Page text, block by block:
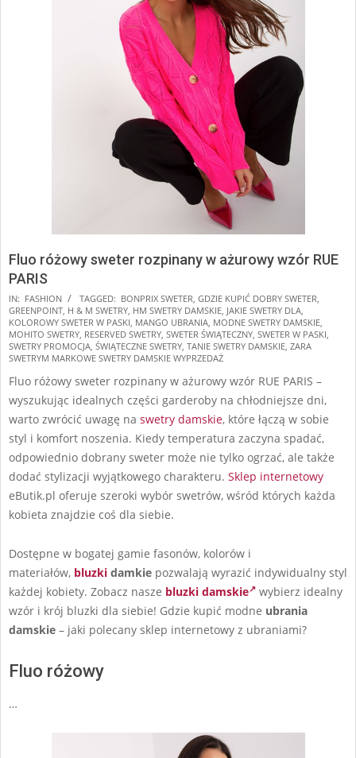
Fluo różowy sweter rozpinany w ażurowy wzór RUE
PARIS
2025-
11-
06
IN: FASHION TAGGED: BONPRIX SWETER, GDZIE KUPIĆ DOBRY SWETER,
GREENPOINT, H & M SWETRY, HM SWETRY DAMSKIE, JAKIE SWETRY DLA,
KOLOROWY SWETER W PASKI, MANGO UBRANIA, MODNE SWETRY DAMSKIE,
MOHITO SWETRY, RESERVED SWETRY, SWETER ŚWIĄTECZNY, SWETER W PASKI,
SWETRY PROMOCJA, ŚWIĄTECZNE SWETRY, TANIE SWETRY DAMSKIE, ZARA
SWETRYM MARKOWE SWETRY DAMSKIE WYPRZEDAŻ
Fluo różowy sweter rozpinany w ażurowy wzór RUE PARIS –
wyszukując idealnych części garderoby na chłodniejsze dni,
warto zwrócić uwagę na swetry damskie, które łączą w sobie
styl i komfort noszenia. Kiedy temperatura zaczyna spadać,
odpowiednio dobrany sweter może nie tylko ogrzać, ale także
dodać stylizacji wyjątkowego charakteru. Sklep internetowy
eButik.pl oferuje szeroki wybór swetrów, wśród których każda
kobieta znajdzie coś dla siebie.
Dostępne w bogatej gamie fasonów, kolorów i
materiałów, bluzki damkie pozwalają wyrazić indywidualny styl
każdej kobiety. Zobacz nasze bluzki damskie
wybierz idealny
wzór i krój bluzki dla siebie! Gdzie kupić modne ubrania
damskie – jaki polecany sklep internetowy z ubraniami?
Fluo różowy
…